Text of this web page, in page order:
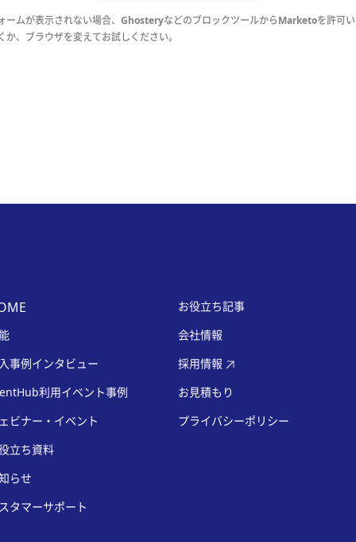
ームが表示されない場合、GhosteryなどのブロックツールからMarketoを許可
か、ブラウザを変えてお試しください。
事例インタビュー
利用イベント事例
ビナー・イベント
立ち資料
らせ
タマーサポート
お役立ち記事
会社情報
採用情報
お見積もり
プライバシーポリシー